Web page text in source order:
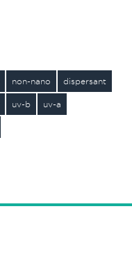
non-nano dispersant
uv-b uv-a